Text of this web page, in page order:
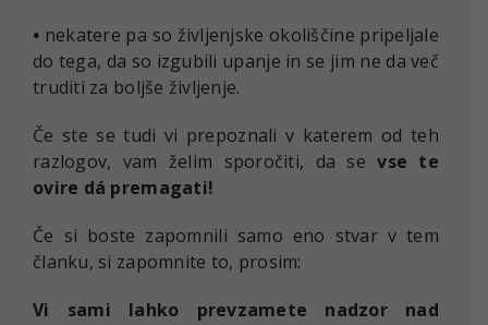
• nekatere pa so življenjske okoliščine pripeljale
do tega, da so izgubili upanje in se jim ne da več
truditi za boljše življenje.
Če ste se tudi vi prepoznali v katerem od teh
razlogov, vam želim sporočiti, da sevse te
ovire dá premagati!
Če si boste zapomnili samo eno stvar v tem
članku, si zapomnite to, prosim:
Vi sami lahko prevzamete nadzor nad